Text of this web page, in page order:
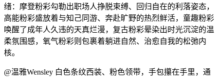
绪：摩登粉彩勾勒出职场人挣脱束缚、回归自在的利落姿态，
高能粉彩盛放着与知己同游、奔赴旷野的热烈鲜活，童趣粉彩
唤醒了成年人久违的天真烂漫，复古粉彩晕染出时光沉淀的温
柔氛围感，氧气粉彩则包裹着躺进自然、治愈自我的松弛内
核。
@温雅Wensley 白色条纹西装、粉色领带，手包攥在手里，通